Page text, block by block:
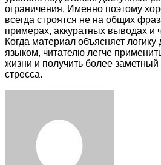
ограничения. Именно поэтому
всегда строятся не на общих
примерах, аккуратных выводах и
Когда материал объясняет
языком, читателю легче
жизни и получить более заметный
стресса.